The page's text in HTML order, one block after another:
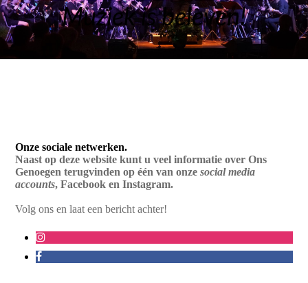
Muziek is beleven!
Onzesociale netwerken.
Naast op deze website kunt u veel informatie over Ons
Genoegen terugvinden op één van onzesocial media
accounts, Facebook en Instagram.
Volg ons en laat een bericht achter!